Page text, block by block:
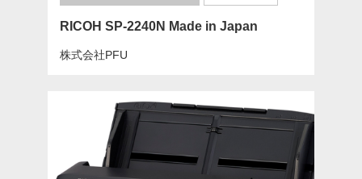
RICOH SP-2240N Made in Japan
株式会社PFU